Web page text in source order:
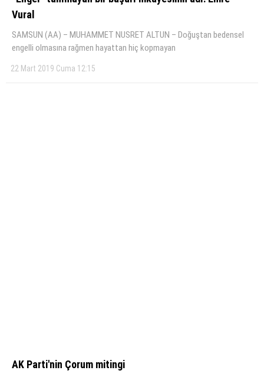
Vural
SAMSUN (AA) – MUHAMMET NUSRET ALTUN – Doğuştan bedensel
engelli olmasına rağmen hayattan hiç kopmayan
22 Mart 2019 Cuma 12:15
AK Parti'nin Çorum mitingi